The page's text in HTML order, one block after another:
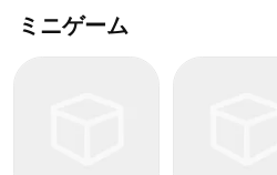
ミニゲーム